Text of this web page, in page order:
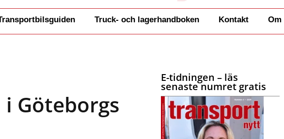
Truck- och lagerhandboken Kontakt Om
Göteborgs
E-tidningen – läs
senaste numret gratis